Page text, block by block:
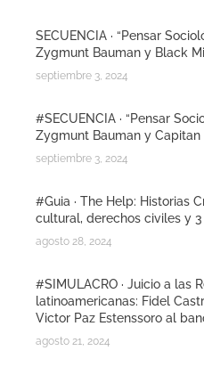
SECUENCIA · “Pensar
Zygmunt Bauman y Black
septiembre 3, 2024
#SECUENCIA · “Pensar
Zygmunt Bauman y Capitan
septiembre 3, 2024
#Guia · The Help: Historias
cultural, derechos civiles y 3
agosto 28, 2024
#SIMULACRO · Juicio a las
latinoamericanas: Fidel
Victor Paz Estenssoro al
agosto 21, 2024